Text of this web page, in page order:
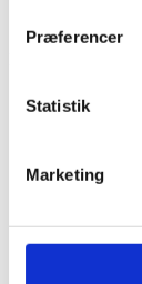
Præferencer
Statistik
Marketing